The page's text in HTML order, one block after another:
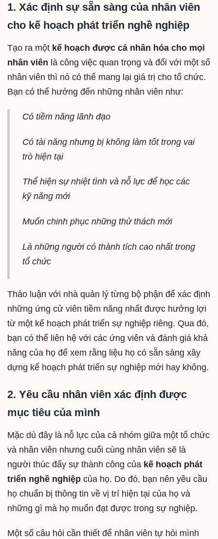
1. Xác định sự sẵn sàng của nhân viên
cho kế hoạch phát triển nghề nghiệp
Tạo ra một kế hoạch được cá nhân hóa cho mọi
nhân viên là công việc quan trọng và đối với một số
nhân viên thì nó có thể mang lại giá trị cho tổ chức.
Bạn có thể hướng đến những nhân viên như:
Có tiềm năng lãnh đạo
Có tài năng nhưng bị không làm tốt trong vai
trò hiện tại
Thể hiện sự nhiệt tình và nỗ lực để học các
kỹ năng mới
Muốn chinh phục những thử thách mới
Là những người có thành tích cao nhất trong
tổ chức
Thảo luận với nhà quản lý từng bộ phận để xác định
những ứng cử viên tiềm năng nhất được hưởng lợi
từ một kế hoạch phát triển sự nghiệp riêng. Qua đó,
bạn có thể liên hệ với các ứng viên và đánh giá khả
năng của họ để xem rằng liệu họ có sẵn sàng xây
dựng kế hoạch phát triển sự nghiệp mới hay không.
2. Yêu cầu nhân viên xác định được
mục tiêu của mình
Mặc dù đây là nỗ lực của cả nhóm giữa một tổ chức
và nhân viên nhưng cuối cùng nhân viên sẽ là
người thúc đẩy sự thành công của kế hoạch phát
triển nghề nghiệp của họ. Do đó, bạn nên yêu cầu
họ chuẩn bị thông tin về vị trí hiện tại của họ và
những gì mà họ muốn đạt được trong sự nghiệp.
Một số câu hỏi cần thiết để nhân viên tự hỏi mình